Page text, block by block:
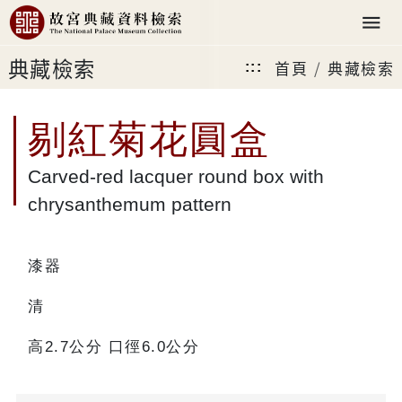
典藏檢索 ::: 首頁 典藏檢索
剔紅菊花圓盒
Carved-red lacquer round box with
chrysanthemum pattern
漆器
清
高2.7公分 口徑6.0公分